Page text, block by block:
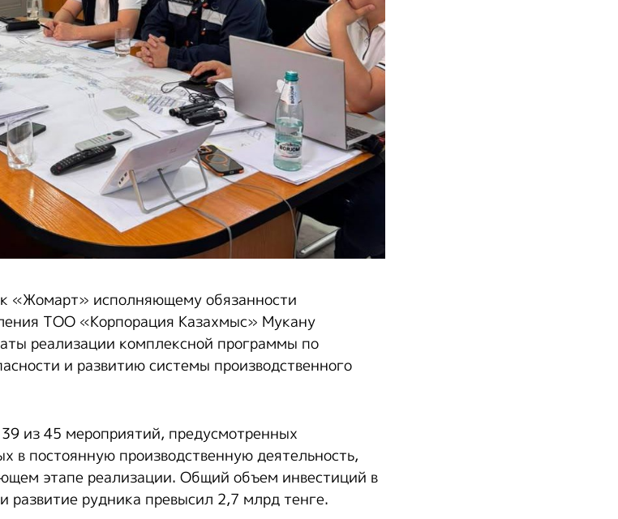
«Жомарт» исполняющему обязанности
ТОО «Корпорация Казахмыс» Мукану
реализации комплексной программы по
и развитию системы производственного
из 45 мероприятий, предусмотренных
в постоянную производственную деятельность,
этапе реализации. Общий объем инвестиций в
развитие рудника превысил 2,7 млрд тенге.